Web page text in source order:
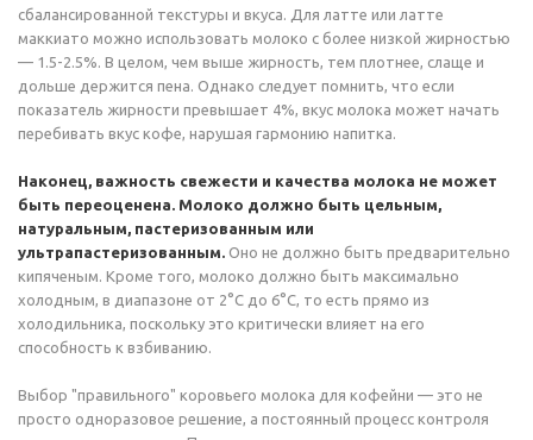
сбалансированной текстуры и вкуса. Для латте или латте
маккиато можно использовать молоко с более низкой жирностью
— 1.5-2.5%. В целом, чем выше жирность, тем плотнее, слаще и
дольше держится пена. Однако следует помнить, что если
показатель жирности превышает 4%, вкус молока может начать
перебивать вкус кофе, нарушая гармонию напитка.
Наконец, важность свежести и качества молока не может
быть переоценена. Молоко должно быть цельным,
натуральным, пастеризованным или
ультрапастеризованным. Оно не должно быть предварительно
кипяченым. Кроме того, молоко должно быть максимально
холодным, в диапазоне от 2°C до 6°C, то есть прямо из
холодильника, поскольку это критически влияет на его
способность к взбиванию.
Выбор "правильного" коровьего молока для кофейни — это не
просто одноразовое решение, а постоянный процесс контроля